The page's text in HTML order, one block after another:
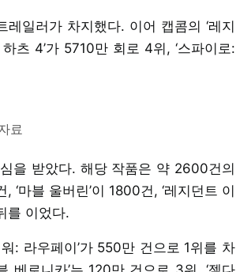
일러가 차지했다. 이어 캡콤의 ‘레지
츠 4’가 5710만 회로 4위, ‘스파이로:
료
을 받았다. 해당 작품은 약 2600건의
‘마블 울버린’이 1800건, ‘레지던트 이
를 이었다.
: 라우페이’가 550만 건으로 1위를 차